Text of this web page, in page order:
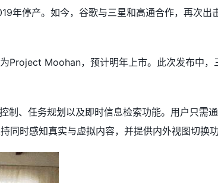
年停产。如今，谷歌与三星和高通合作，再次出
Project Moohan，预计明年上市。此次发布中，
、任务规划以及即时信息检索功能。用户只需
时感知真实与虚拟内容，并提供内外视图切换功